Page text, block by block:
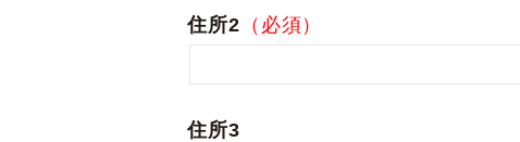
住所2 （必須）
住所3